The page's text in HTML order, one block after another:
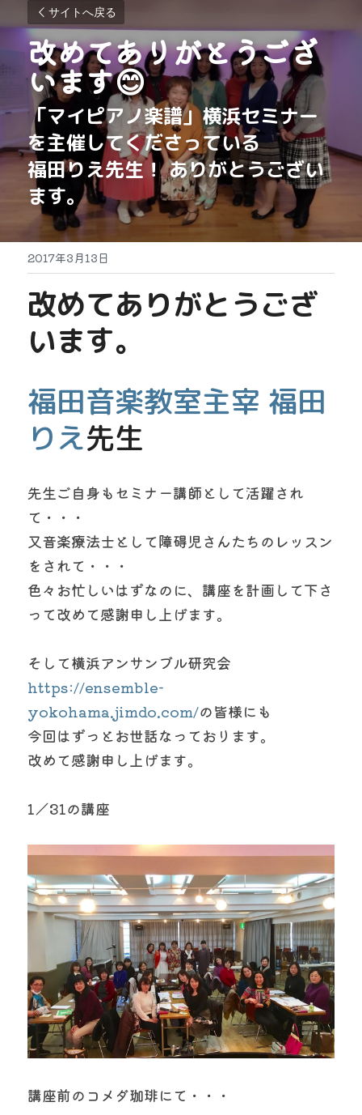
サイトへ戻る
改めてありがとうござ
います😊
「マイピアノ楽譜」横浜セミナー
を主催してくださっている
福田りえ先生！ ありがとうござい
ます。
2017年3月13日
改めてありがとうござ
います。
福田音楽教室主宰 福田
りえ先生
先生ご自身もセミナー講師として活躍され
て・・・
又音楽療法士として障碍児さんたちのレッスン
をされて・・・
色々お忙しいはずなのに、講座を計画して下さ
って改めて感謝申し上げます。
そして横浜アンサンブル研究会
https://ensemble-
yokohama.jimdo.com/の皆様にも
今回はずっとお世話なっております。
改めて感謝申し上げます。
1／31の講座
講座前のコメダ珈琲にて・・・